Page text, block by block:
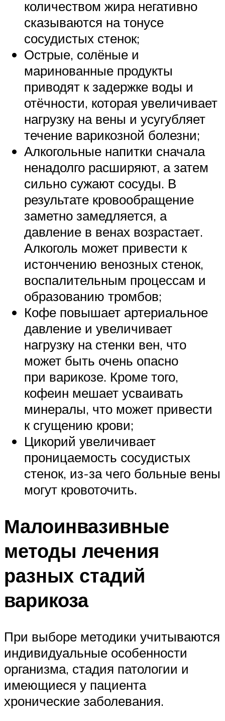
количеством жира негативно
сказываются на тонусе
сосудистых стенок;
Острые, солёные и
маринованные продукты
приводят к задержке воды и
отёчности, которая увеличивает
нагрузку на вены и усугубляет
течение варикозной болезни;
Алкогольные напитки сначала
ненадолго расширяют, а затем
сильно сужают сосуды. В
результате кровообращение
заметно замедляется, а
давление в венах возрастает.
Алкоголь может привести к
истончению венозных стенок,
воспалительным процессам и
образованию тромбов;
Кофе повышает артериальное
давление и увеличивает
нагрузку на стенки вен, что
может быть очень опасно
при варикозе. Кроме того,
кофеин мешает усваивать
минералы, что может привести
к сгущению крови;
Цикорий увеличивает
проницаемость сосудистых
стенок, из-за чего больные вены
могут кровоточить.
Малоинвазивные
методы лечения
разных стадий
варикоза
При выборе методики учитываются
индивидуальные особенности
организма, стадия патологии и
имеющиеся у пациента
хронические заболевания.